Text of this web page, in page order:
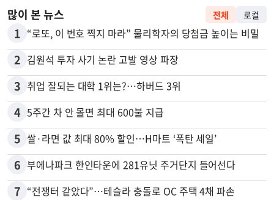
많이 본 뉴스 전체 로컬
1 “로또, 이 번호 찍지 마라” 물리학자의 당첨금 높이는 비밀
2 김원석 투자 사기 논란 고발 영상 파장
3 취업 잘되는 대학 1위는?…하버드 3위
4 5주간 차 안 몰면 최대 600불 지급
5 쌀·라면 값 최대 80% 할인…H마트 ‘폭탄 세일’
6 부에나파크 한인타운에 281유닛 주거단지 들어선다
7 “전쟁터 같았다”…테슬라 충돌로 OC 주택 4채 파손